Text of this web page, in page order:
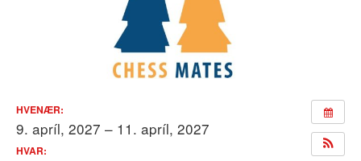
HVENÆR:
9. apríl, 2027 – 11. apríl, 2027
HVAR: